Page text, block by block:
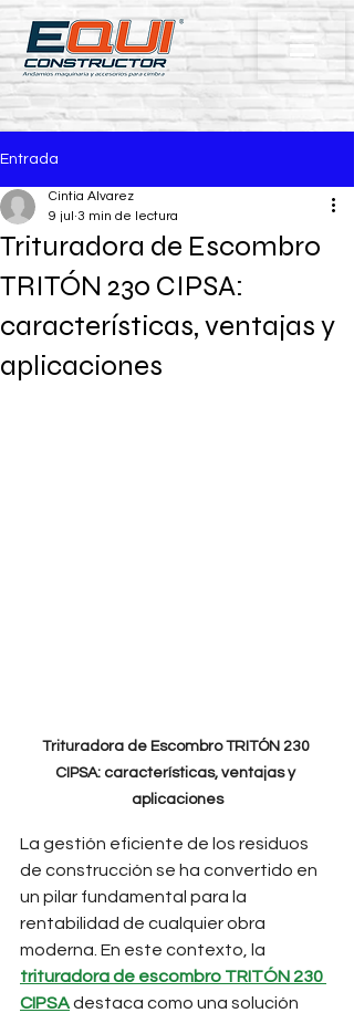
Entrada
Trituradora de Escombro
TRITÓN 230 CIPSA:
características, ventajas y
aplicaciones
Cintia Alvarez
9 jul 3 min de lectura
Trituradora de Escombro TRITÓN 230
CIPSA: características, ventajas y
aplicaciones
La gestión eficiente de los residuos
de construcción se ha convertido en
un pilar fundamental para la
rentabilidad de cualquier obra
moderna. En este contexto, la
trituradora de escombro TRITÓN 230
CIPSA destaca como una solución